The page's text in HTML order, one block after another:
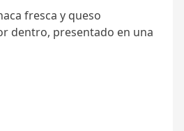
fresca y queso
dentro, presentado en una